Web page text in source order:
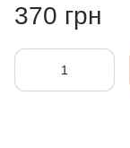
370 грн